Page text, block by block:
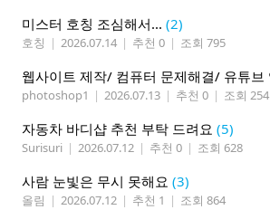
미스터 호칭 조심해서... (2)
호칭 | 2026.07.14 | 추천 0 | 조회 795
photoshop1 | 2026.07.13 | 추천 0 | 조회 254
자동차 바디샵 추천 부탁 드려요 (5)
Surisuri | 2026.07.12 | 추천 0 | 조회 628
사람 눈빛은 무시 못해요 (3)
올림 | 2026.07.12 | 추천 1 | 조회 864